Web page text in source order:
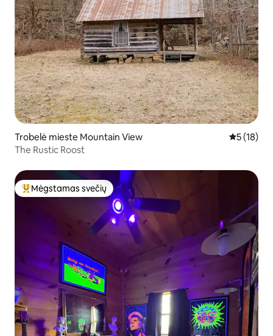
Trobelė mieste Mountain View Vidutinis
5 (18)
The Rustic Roost
Svečių mėgstamiausias
Mėgstamas svečių